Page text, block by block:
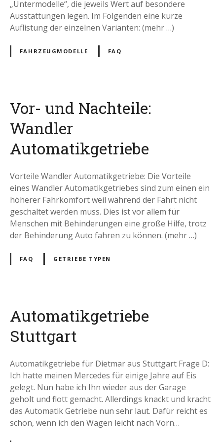
„Untermodelle“, die jeweils Wert auf besondere
Ausstattungen legen. Im Folgenden eine kurze
Auflistung der einzelnen Varianten: (mehr …)
FAHRZEUGMODELLE FAQ
Vor- und Nachteile:
Wandler
Automatikgetriebe
Vorteile Wandler Automatikgetriebe: Die Vorteile
eines Wandler Automatikgetriebes sind zum einen ein
höherer Fahrkomfort weil während der Fahrt nicht
geschaltet werden muss. Dies ist vor allem für
Menschen mit Behinderungen eine große Hilfe, trotz
der Behinderung Auto fahren zu können. (mehr …)
FAQ GETRIEBE TYPEN
Automatikgetriebe
Stuttgart
Automatikgetriebe für Dietmar aus Stuttgart Frage D:
Ich hatte meinen Mercedes für einige Jahre auf Eis
gelegt. Nun habe ich Ihn wieder aus der Garage
geholt und flott gemacht. Allerdings knackt und kracht
das Automatik Getriebe nun sehr laut. Dafür reicht es
schon, wenn ich den Wagen leicht nach Vorn…